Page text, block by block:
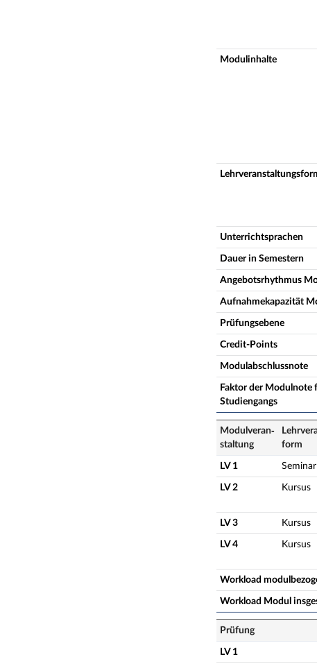
Modulinhalte
Unterrichtsprachen
Dauer in Semestern
Angebotsrhythmus
Aufnahmekapazität
Prüfungsebene
Credit-Points
Modulabschlussnote
Faktor der Modulnote
Studiengangs
Modulveran­
staltung
form
LV 1 Seminar
LV 2 Kursus
LV 3 Kursus
LV 4 Kursus
Workload
Workload Modul
Prüfung
LV 1